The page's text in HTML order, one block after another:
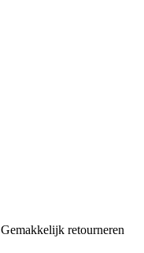
Gemakkelijk retourneren